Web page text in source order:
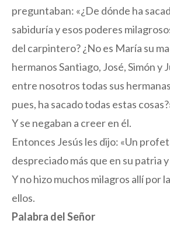
preguntaban: «¿De dónde ha
sabiduría y esos poderes
del carpintero? ¿No es María su
hermanos Santiago, José, Simón y
entre nosotros todas sus
pues, ha sacado todas estas
Y se negaban a creer en él.
Entonces Jesús les dijo: «Un
despreciado más que en su patria y
Y no hizo muchos milagros allí por
ellos.
Palabra del Señor